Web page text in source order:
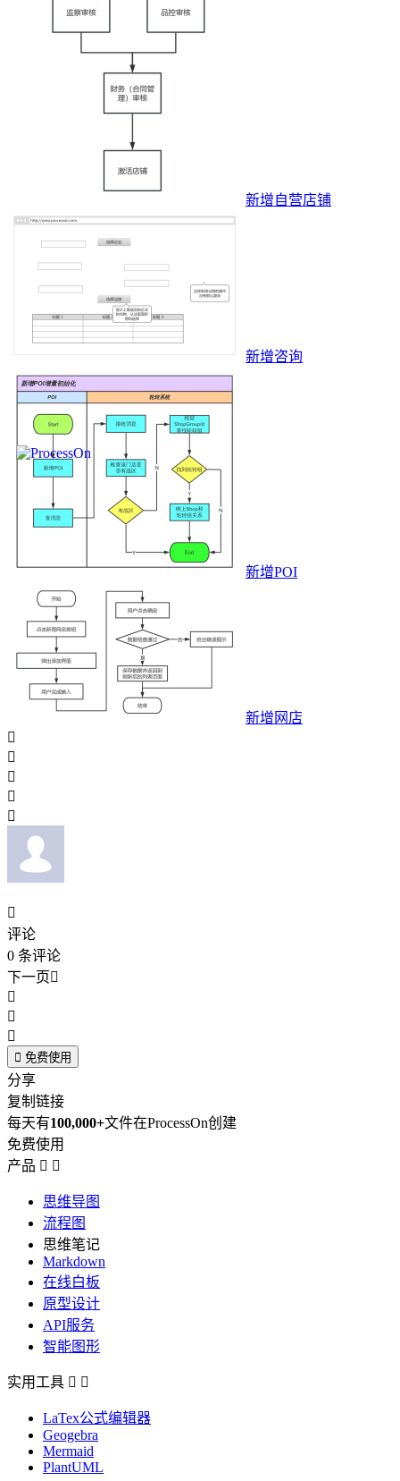
新增自营店铺
新增咨询
新增POI
新增网店






评论
0 条评论
下一页



 免费使用
分享
复制链接
每天有100,000+文件在ProcessOn创建
免费使用
产品  
思维导图
流程图
思维笔记
Markdown
在线白板
原型设计
API服务
智能图形
实用工具  
LaTex公式编辑器
Geogebra
Mermaid
PlantUML